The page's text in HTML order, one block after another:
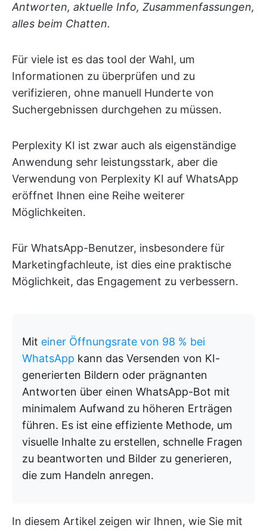
Antworten, aktuelle Info, Zusammenfassungen,
alles beim Chatten.
Für viele ist es das tool der Wahl, um
Informationen zu überprüfen und zu
verifizieren, ohne manuell Hunderte von
Suchergebnissen durchgehen zu müssen.
Perplexity KI ist zwar auch als eigenständige
Anwendung sehr leistungsstark, aber die
Verwendung von Perplexity KI auf WhatsApp
eröffnet Ihnen eine Reihe weiterer
Möglichkeiten.
Für WhatsApp-Benutzer, insbesondere für
Marketingfachleute, ist dies eine praktische
Möglichkeit, das Engagement zu verbessern.
Mit einer Öffnungsrate von 98 % bei
WhatsApp kann das Versenden von KI-
generierten Bildern oder prägnanten
Antworten über einen WhatsApp-Bot mit
minimalem Aufwand zu höheren Erträgen
führen. Es ist eine effiziente Methode, um
visuelle Inhalte zu erstellen, schnelle Fragen
zu beantworten und Bilder zu generieren,
die zum Handeln anregen.
In diesem Artikel zeigen wir Ihnen, wie Sie mit